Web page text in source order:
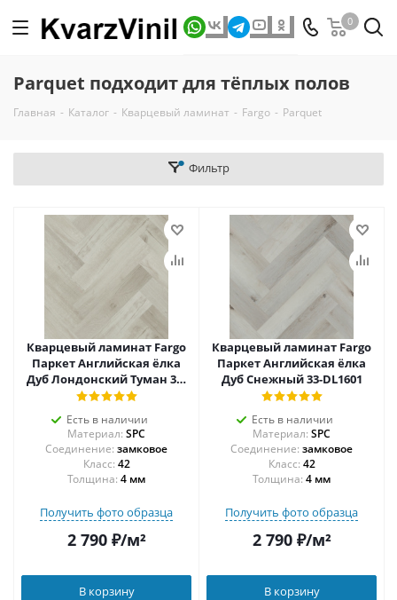
0
Parquet подходит для тёплых полов
Главная - Каталог - Кварцевый ламинат - Fargo - Parquet
Фильтр
Кварцевый ламинат Fargo
Паркет Английская ёлка
Дуб Лондонский Туман 33-
81996-14
Есть в наличии
Материал: SPC
Соединение: замковое
42
Толщина: 4 мм
Получить фото образца
2 790₽/м²
В корзину
Кварцевый ламинат Fargo
Паркет Английская ёлка
Дуб Снежный 33-DL1601
Есть в наличии
Материал: SPC
Соединение: замковое
42
Толщина: 4 мм
Получить фото образца
2 790₽/м²
В корзину